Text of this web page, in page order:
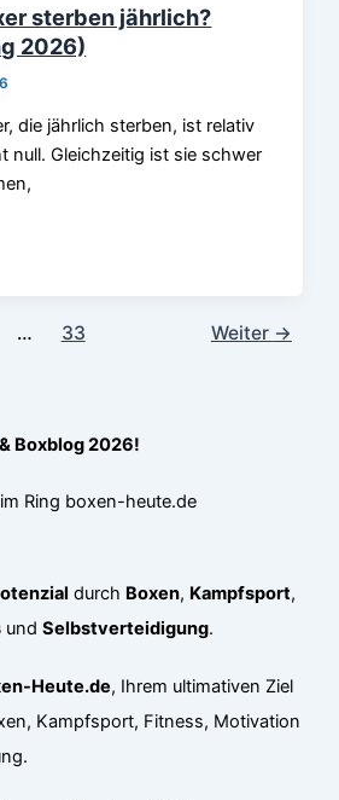
sterben jährlich?
2026)
die jährlich sterben, ist relativ
null. Gleichzeitig ist sie schwer
… 33 Weiter →
Boxblog 2026!
durch Boxen, Kampfsport,
undSelbstverteidigung.
Heute.de, Ihrem ultimativen Ziel
Kampfsport, Fitness, Motivation